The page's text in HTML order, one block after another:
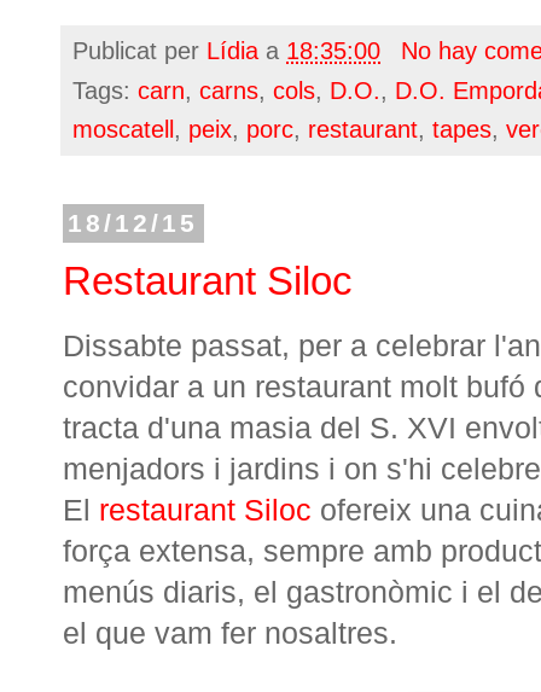
Publicat per Lídia a 18:35:00
No hay
Tags: carn, carns, cols, D.O., D.O.
moscatell , peix, porc, restaurant, tapes,
18/12/15
Restaurant Siloc
Dissabte passat, per a celebrar
convidar a un restaurant molt
tracta d'una masia del S. XVI
menjadors i jardins i on s'hi
El restaurant Siloc ofereix una
força extensa, sempre amb
menús diaris, el gastronòmic i el
el que vam fer nosaltres.